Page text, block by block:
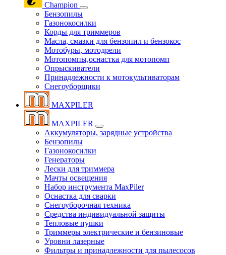
Champion
Бензопилы
Газонокосилки
Корды для триммеров
Масла, смазки для бензопил и бензокос
Мотобуры, мотодрели
Мотопомпы,оснастка для мотопомп
Опрыскиватели
Принадлежности к мотокультиваторам
Снегоуборщики
MAXPILER
MAXPILER
Аккумуляторы, зарядные устройства
Бензопилы
Газонокосилки
Генераторы
Лески для триммера
Мачты освещения
Набор инструмента MaxPiler
Оснастка для сварки
Снегоуборочная техника
Средства индивидуальной защиты
Тепловые пушки
Триммеры электрические и бензиновые
Уровни лазерные
Фильтры и принадлежности для пылесосов